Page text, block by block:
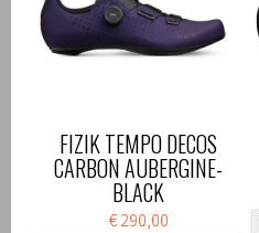
FIZIK TEMPO DECOS
CARBON AUBERGINE-
BLACK
€ 290,00